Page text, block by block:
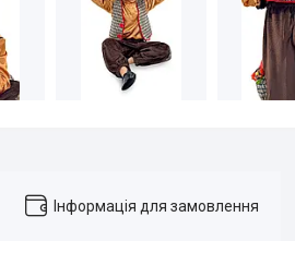
Інформація для замовлення